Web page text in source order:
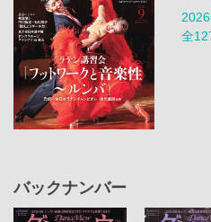
全
バックナンバー